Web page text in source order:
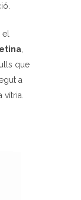
el
que
a
vítria.